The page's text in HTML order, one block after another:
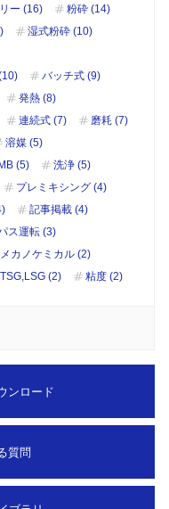
ー (16)
粉砕 (14)
湿式粉砕 (10)
バッチ式 (9)
発熱 (8)
連続式 (7)
磨耗 (7)
溶媒 (5)
(5)
洗浄 (5)
プレミキシング (4)
記事掲載 (4)
ス運転 (3)
メカノケミカル (2)
(2) 粘度 (2)
ンロード
質問